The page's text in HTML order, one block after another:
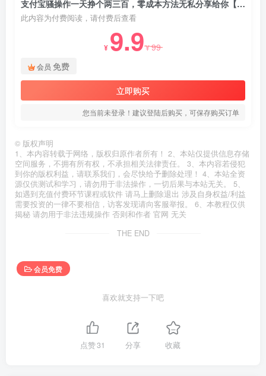
支付宝骚操作一天挣个两三百，零成本方法无私分享给你【揭秘】
此内容为付费阅读，请付费后查看
¥ 9.9¥99
会员 免费
立即购买
您当前未登录！建议登陆后购买，可保存购买订单
© 版权声明
1、本内容转载于网络，版权归原作者所有！ 2、本站仅提供信息存储
空间服务，不拥有所有权，不承担相关法律责任。 3、本内容若侵犯
到你的版权利益，请联系我们，会尽快给予删除处理！ 4、本站全资
源仅供测试和学习，请勿用于非法操作，一切后果与本站无关。 5、
如遇到充值付费环节课程或软件 请马上删除退出 涉及自身权益/利益
需要投资的一律不要相信，访客发现请向客服举报。 6、本教程仅供
揭秘 请勿用于非法违规操作 否则和作者 官网 无关
THE END
会员免费
喜欢就支持一下吧
点赞31 分享 收藏